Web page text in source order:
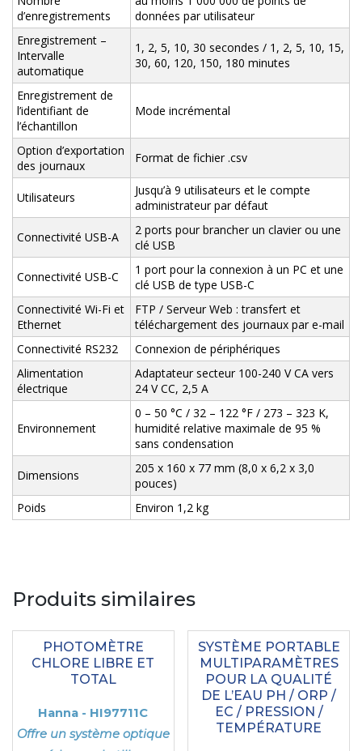
d’enregistrements
données par utilisateur
Enregistrement –
Intervalle
automatique
1, 2, 5, 10, 30 secondes / 1, 2, 5, 10, 15,
30, 60, 120, 150, 180 minutes
Enregistrement de
l’identifiant de
l’échantillon
Mode incrémental
Option d’exportation
des journaux
Format de fichier .csv
Utilisateurs
Jusqu’à 9 utilisateurs et le compte
administrateur par défaut
Connectivité USB-A
2 ports pour brancher un clavier ou une
clé USB
Connectivité USB-C
1 port pour la connexion à un PC et une
clé USB de type USB-C
Connectivité Wi-Fi et
Ethernet
FTP / Serveur Web : transfert et
téléchargement des journaux par e-mail
Connectivité RS232
Connexion de périphériques
Alimentation
électrique
Adaptateur secteur 100-240 V CA vers
24 V CC, 2,5 A
Environnement
0 – 50 °C / 32 – 122 °F / 273 – 323 K,
humidité relative maximale de 95 %
sans condensation
Dimensions
205 x 160 x 77 mm (8,0 x 6,2 x 3,0
pouces)
Poids
Environ 1,2 kg
Produits similaires
PHOTOMÈTRE
CHLORE LIBRE ET
TOTAL
Hanna - HI97711C
Offre un système optique
SYSTÈME PORTABLE
MULTIPARAMÈTRES
POUR LA QUALITÉ
DE L’EAU PH / ORP /
EC / PRESSION /
TEMPÉRATURE